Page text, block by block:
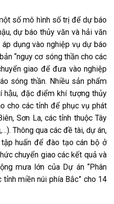
số mô hình số trị để dự báo
dự báo thủy văn và hải văn
dụng vào nghiệp vụ dự báo
“nguy cơ sóng thần cho các
giao để đưa vào nghiệp
sóng thần. Nhiều sản phẩm
hậu, đặc điểm khí tượng thủy
cho các tỉnh để phục vụ phát
Sơn La, các tỉnh thuộc Tây
Thông qua các đề tài, dự án,
huấn để đào tạo cán bộ ở
chuyển giao các kết quả và
mưa lớn của Dự án “Phân
miền núi phía Bắc” cho 14